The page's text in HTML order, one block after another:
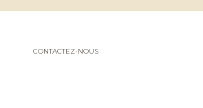
Passer au contenu
CONTACTEZ-NOUS